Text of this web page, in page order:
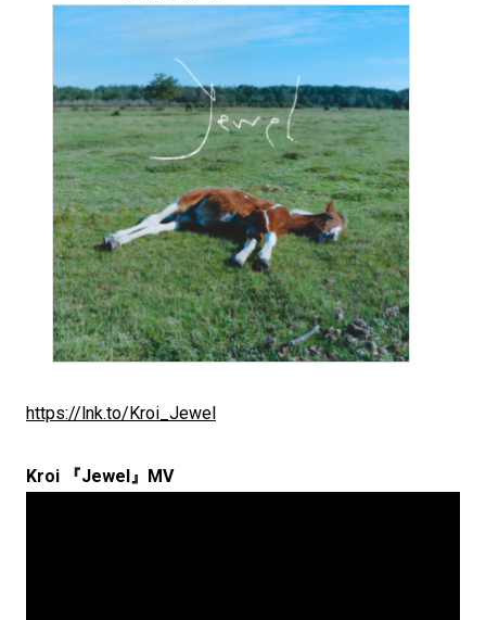
https://lnk.to/Kroi_Jewel
Kroi 『Jewel』MV